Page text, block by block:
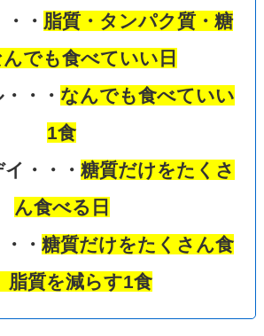
・ 脂質・タンパク質・糖
でも食べていい日
・・ なんでも食べていい
1食
・・・ 糖質だけをたくさ
ん食べる日
・・糖質だけをたくさん食
脂質を減らす1食